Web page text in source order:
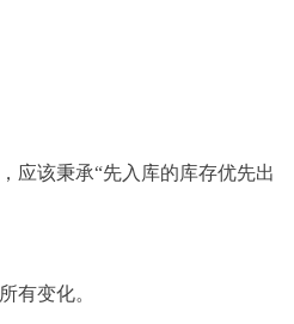
应该秉承“先入库的库存优先出
有变化。